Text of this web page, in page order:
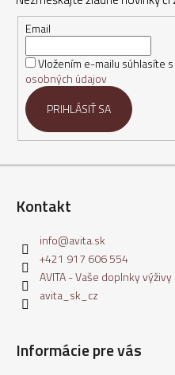
Email
Vložením e-mailu súhlasíte s
osobných údajov
PRIHLÁSIŤ SA
Kontakt
info@avita.sk
+421 917 606 554
AVITA - Vaše doplnky výživy
avita_sk_cz
Informácie pre vás